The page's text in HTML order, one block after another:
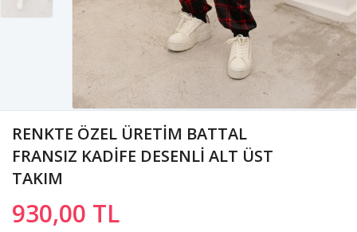
RENKTE ÖZEL ÜRETİM BATTAL
FRANSIZ KADİFE DESENLİ ALT ÜST
TAKIM
930,00 TL